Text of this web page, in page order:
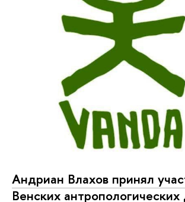
Андриан Влахов принял
Венских антропологических